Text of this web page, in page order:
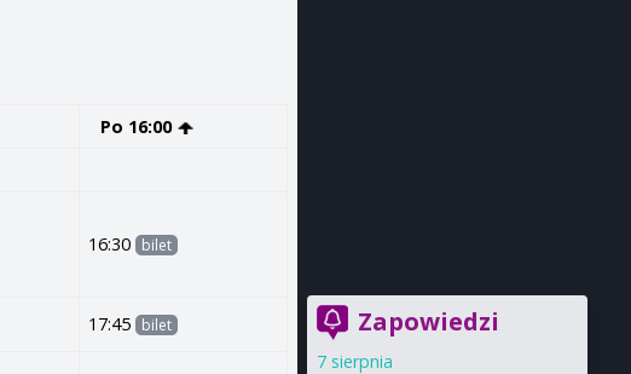
Po 16:00
16:30 bilet
17:45 bilet Zapowiedzi
7 sierpnia